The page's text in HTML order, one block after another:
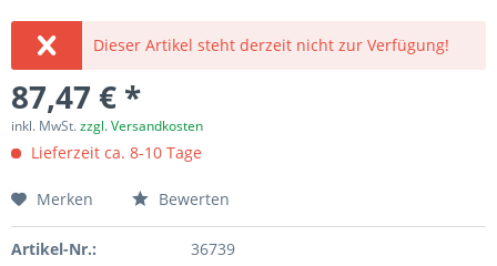
Dieser Artikel steht derzeit nicht zur Verfügung!
87,47 € *
inkl. MwSt.zzgl. Versandkosten
Lieferzeit ca. 8-10 Tage
Merken Bewerten
Artikel-Nr.: 36739